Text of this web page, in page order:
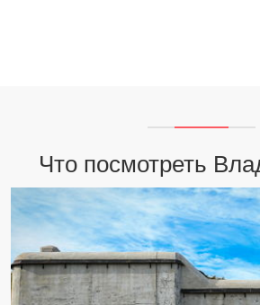
Что посмотреть